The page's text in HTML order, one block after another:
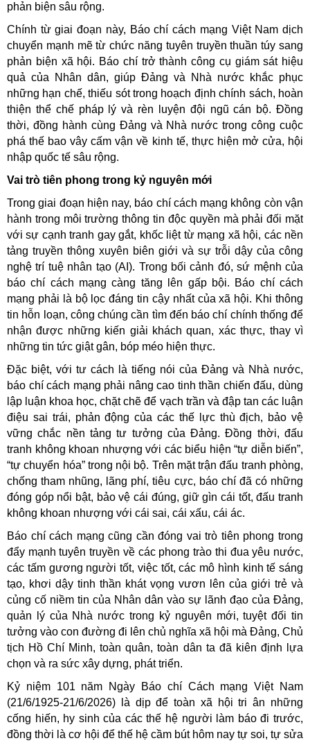
phản biện sâu rộng.
Chính từ giai đoạn này, Báo chí cách mạng Việt Nam dịch
chuyển mạnh mẽ từ chức năng tuyên truyền thuần túy sang
phản biện xã hội. Báo chí trở thành công cụ giám sát hiệu
quả của Nhân dân, giúp Đảng và Nhà nước khắc phục
những hạn chế, thiếu sót trong hoạch định chính sách, hoàn
thiện thể chế pháp lý và rèn luyện đội ngũ cán bộ. Đồng
thời, đồng hành cùng Đảng và Nhà nước trong công cuộc
phá thế bao vây cấm vận về kinh tế, thực hiện mở cửa, hội
nhập quốc tế sâu rộng.
Vai trò tiên phong trong kỷ nguyên mới
Trong giai đoạn hiện nay, báo chí cách mạng không còn vận
hành trong môi trường thông tin độc quyền mà phải đối mặt
với sự cạnh tranh gay gắt, khốc liệt từ mạng xã hội, các nền
tảng truyền thông xuyên biên giới và sự trỗi dậy của công
nghệ trí tuệ nhân tạo (AI). Trong bối cảnh đó, sứ mệnh của
báo chí cách mạng càng tăng lên gấp bội. Báo chí cách
mạng phải là bộ lọc đáng tin cậy nhất của xã hội. Khi thông
tin hỗn loạn, công chúng cần tìm đến báo chí chính thống để
nhận được những kiến giải khách quan, xác thực, thay vì
những tin tức giật gân, bóp méo hiện thực.
Đặc biệt, với tư cách là tiếng nói của Đảng và Nhà nước,
báo chí cách mạng phải nâng cao tinh thần chiến đấu, dùng
lập luận khoa học, chặt chẽ để vạch trần và đập tan các luận
điệu sai trái, phản động của các thế lực thù địch, bảo vệ
vững chắc nền tảng tư tưởng của Đảng. Đồng thời, đấu
tranh không khoan nhượng với các biểu hiện “tự diễn biến”,
“tự chuyển hóa” trong nội bộ. Trên mặt trận đấu tranh phòng,
chống tham nhũng, lãng phí, tiêu cực, báo chí đã có những
đóng góp nổi bật, bảo vệ cái đúng, giữ gìn cái tốt, đấu tranh
không khoan nhượng với cái sai, cái xấu, cái ác.
Báo chí cách mạng cũng cần đóng vai trò tiên phong trong
đẩy mạnh tuyên truyền về các phong trào thi đua yêu nước,
các tấm gương người tốt, việc tốt, các mô hình kinh tế sáng
tạo, khơi dậy tinh thần khát vọng vươn lên của giới trẻ và
củng cố niềm tin của Nhân dân vào sự lãnh đạo của Đảng,
quản lý của Nhà nước trong kỷ nguyên mới, tuyệt đối tin
tưởng vào con đường đi lên chủ nghĩa xã hội mà Đảng, Chủ
tịch Hồ Chí Minh, toàn quân, toàn dân ta đã kiên định lựa
chọn và ra sức xây dựng, phát triển.
Kỷ niệm 101 năm Ngày Báo chí Cách mạng Việt Nam
(21/6/1925-21/6/2026) là dịp để toàn xã hội tri ân những
cống hiến, hy sinh của các thế hệ người làm báo đi trước,
đồng thời là cơ hội để thế hệ cầm bút hôm nay tự soi, tự sửa